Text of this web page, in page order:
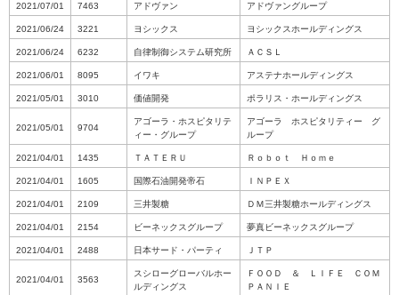
2021/07/01 7463 アドヴァン アドヴァングループ
2021/06/24 3221 ヨシックス ヨシックスホールディングス
2021/06/24 6232 自律制御システム研究所 ＡＣＳＬ
2021/06/01 8095 イワキ アステナホールディングス
2021/05/01 3010 価値開発 ポラリス・ホールディングス
2021/05/01 9704
アゴーラ・ホスピタリテ
ィー・グループ
アゴーラ ホスピタリティー グ
ループ
2021/04/01 1435 ＴＡＴＥＲＵ Ｒｏｂｏｔ Ｈｏｍｅ
2021/04/01 1605 国際石油開発帝石 ＩＮＰＥＸ
2021/04/01 2109 三井製糖 ＤＭ三井製糖ホールディングス
2021/04/01 2154 ビーネックスグループ 夢真ビーネックスグループ
2021/04/01 2488 日本サード・パーティ ＪＴＰ
2021/04/01 3563
スシローグローバルホー
ルディングス
ＦＯＯＤ ＆ ＬＩＦＥ ＣＯＭ
ＰＡＮＩＥ